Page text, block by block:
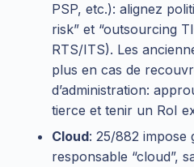
PSP, etc.): alignez
risk” et “outsourcing
RTS/ITS). Les
plus en cas de
d’administration:
tierce et tenir un RoI
Cloud: 25/882 impose
responsable “cloud”,